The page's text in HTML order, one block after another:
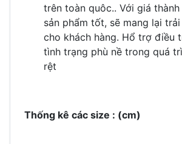
trên toàn quôc.. Với giá
sản phẩm tốt, sẽ mang lại
cho khách hàng. Hổ trợ điều
tình trạng phù nề trong quá
rệt
Thống kê các size : (cm)